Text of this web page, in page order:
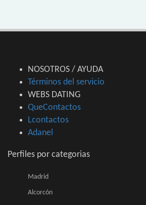
NOSOTROS / AYUDA
Términos del servicio
WEBS DATING
QueContactos
Lcontactos
Adanel
Perfiles por categorias
Madrid
Alcorcón